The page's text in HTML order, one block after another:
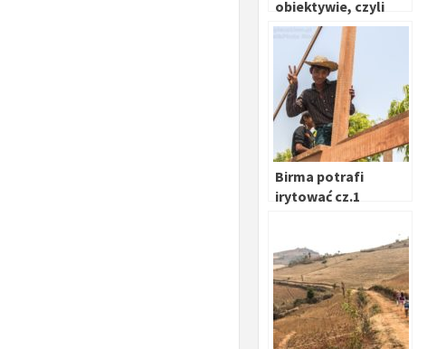
obiektywie, czyli
zdjęcia z Birmy cz.2
Birma potrafi
irytować cz.1